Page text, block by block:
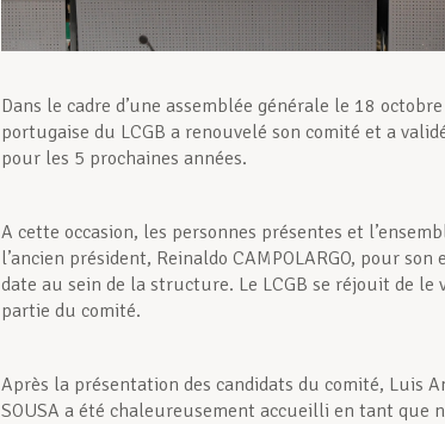
Dans le cadre d’une assemblée générale le 18
portugaise du LCGB a renouvelé son comité et a
pour les 5 prochaines années.
A cette occasion, les personnes présentes et
l’ancien président, Reinaldo CAMPOLARGO, pour
date au sein de la structure. Le LCGB se réjouit de le
partie du comité.
Après la présentation des candidats du comité, Luis
SOUSA a été chaleureusement accueilli en tant que